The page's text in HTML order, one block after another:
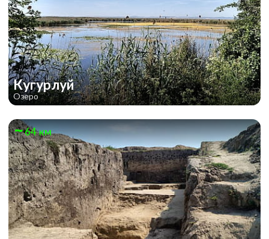
Кугурлуй
Озеро
64 км